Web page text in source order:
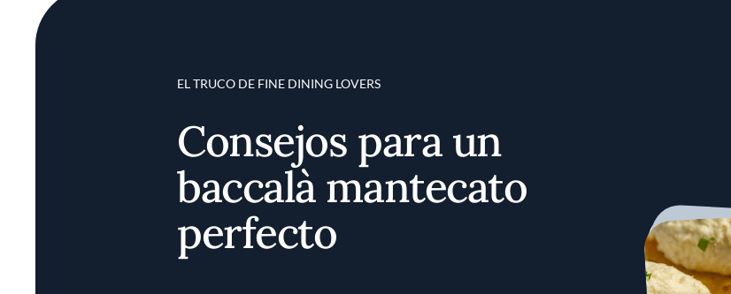
EL TRUCO DE FINE DINING LOVERS
Consejos para un
baccalà mantecato
perfecto